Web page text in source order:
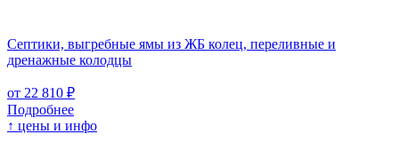
Септики, выгребные ямы из ЖБ колец, переливные и
дренажные колодцы
от 22 810 ₽
Подробнее
↑ цены и инфо